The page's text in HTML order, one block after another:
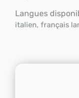
Langues
italien, français